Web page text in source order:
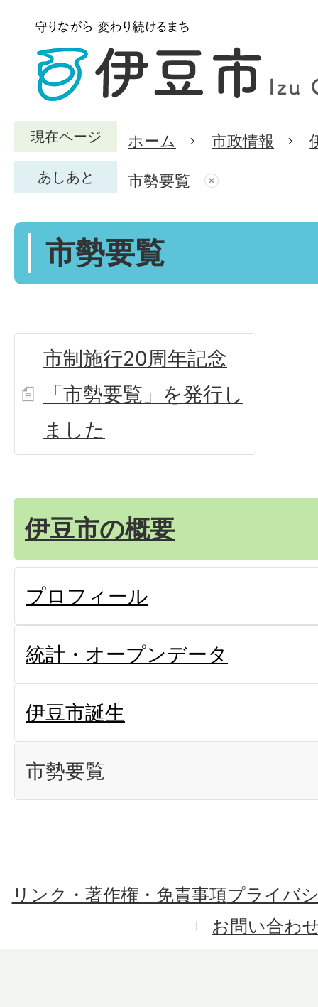
現在ページ ホーム 市政情報
あしあと 市勢要覧
市勢要覧
市制施行20周年記念
「市勢要覧」を発行し
ました
伊豆市の概要
プロフィール
統計・オープンデータ
伊豆市誕生
市勢要覧
リンク・著作権・免責事項プライバ
お問い合わ